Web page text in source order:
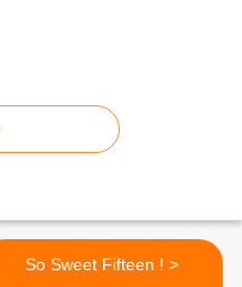
So Sweet Fifteen ! >